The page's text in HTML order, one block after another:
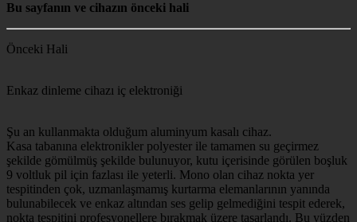
Bu sayfanın ve cihazın önceki hali
Önceki Hali
Enkaz dinleme cihazı iç elektroniği
Şu an kullanmakta olduğum aluminyum kasalı cihaz.
Kasa tabanına elektronikler polyester ile tamamen su geçirmez
şekilde gömülmüş şekilde bulunuyor, kutu içerisinde görülen boşluk
9 voltluk pil için fazlası ile yeterli. Mono olan cihaz nokta yer
tespitinden çok, uzmanlaşmamış kurtarma elemanlarının yanında
bulunabilecek ve enkaz altından ses gelip gelmediğini tespit ederek,
nokta tespitini profesyonellere bırakmak üzere tasarlandı. Bu yüzden